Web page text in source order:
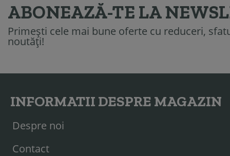
ABONEAZĂ-TE LA
Primești cele mai bune oferte cu reduceri,
noutăți!
INFORMATII DESPRE MAGAZIN
Despre noi
Contact